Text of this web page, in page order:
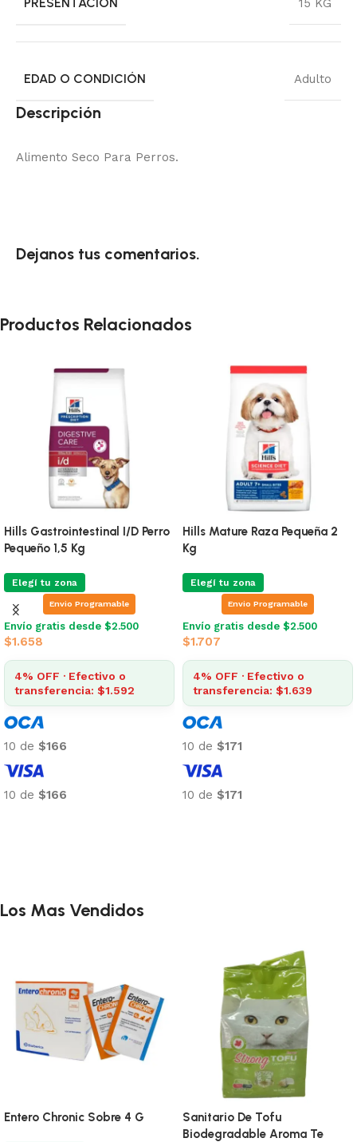
15 KG
EDAD O CONDICIÓN Adulto
Descripción
Alimento Seco Para Perros.
Dejanos tus comentarios.
Productos Relacionados
Hills Gastrointestinal I/D Perro
Pequeño 1,5 Kg
Elegí tu zona
Envio Programable
Envío gratis desde $2.500
$1.658
4% OFF · Efectivo o
transferencia: $1.592
10 de $166
10 de $166
Hills Mature Raza Pequeña 2
Kg
Elegí tu zona
Envio Programable
Envío gratis desde $2.500
$1.707
4% OFF · Efectivo o
transferencia: $1.639
10 de $171
10 de $171
Los Mas Vendidos
Entero Chronic Sobre 4 G
Sanitario De Tofu
Biodegradable Aroma Te